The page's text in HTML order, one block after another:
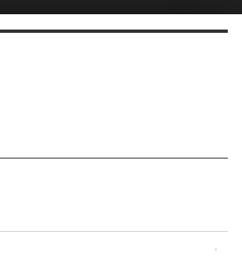
북5
치북5
북5
치북5